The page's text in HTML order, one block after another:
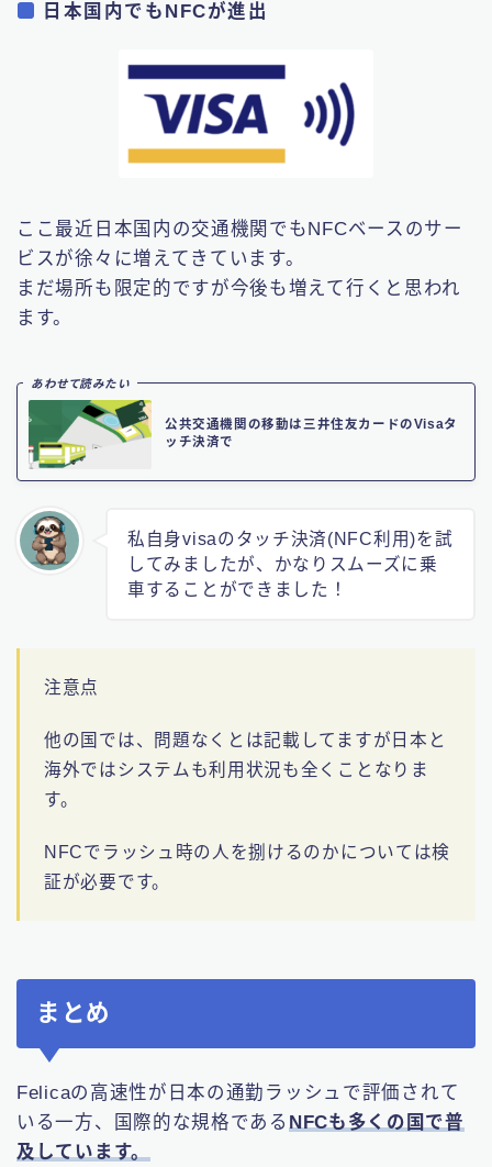
日本国内でもNFCが進出
ここ最近日本国内の交通機関でもNFCベースのサー
ビスが徐々に増えてきています。
まだ場所も限定的ですが今後も増えて行くと思われ
ます。
あわせて読みたい
公共交通機関の移動は三井住友カードのVisaタ
ッチ決済で
私自身visaのタッチ決済(NFC利用)を試
してみましたが、かなりスムーズに乗
車することができました！
注意点
他の国では、問題なくとは記載してますが日本と
海外ではシステムも利用状況も全くことなりま
す。
NFCでラッシュ時の人を捌けるのかについては検
証が必要です。
まとめ
Felicaの高速性が日本の通勤ラッシュで評価されて
いる一方、国際的な規格である NFCも多くの国で普
及しています。